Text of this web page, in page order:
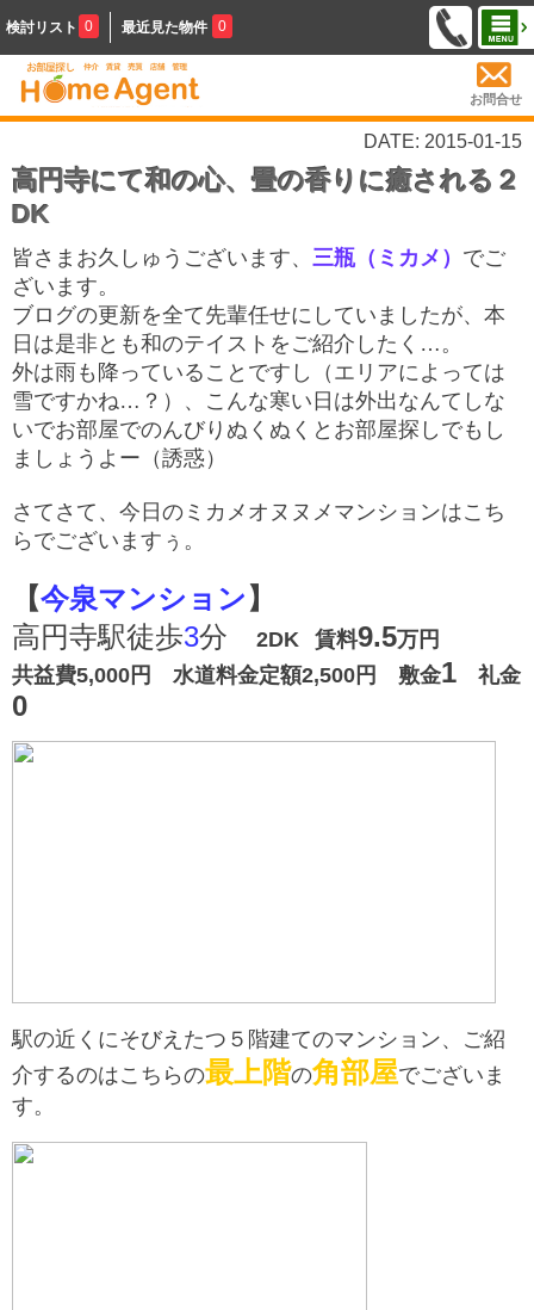
検討リスト 0 最近見た物件 0
お問合せ
DATE: 2015-01-15
高円寺にて和の心、畳の香りに癒される２
DK
皆さまお久しゅうございます、 三瓶（ミカメ） でご
ざいます。
ブログの更新を全て先輩任せにしていましたが、本
日は是非とも和のテイストをご紹介したく…。
外は雨も降っていることですし（エリアによっては
雪ですかね…？）、こんな寒い日は外出なんてしな
いでお部屋でのんびりぬくぬくとお部屋探しでもし
ましょうよー（誘惑）
さてさて、今日のミカメオヌヌメマンションはこち
らでございますぅ。
【今泉マンション 】
高円寺駅徒歩3分 2DK 賃料9.5万円
共益費5,000 円 水道料金定額2,500円 敷金1 礼金
0
駅の近くにそびえたつ５階建てのマンション、ご紹
介するのはこちらの最上階の角部屋でございま
す。